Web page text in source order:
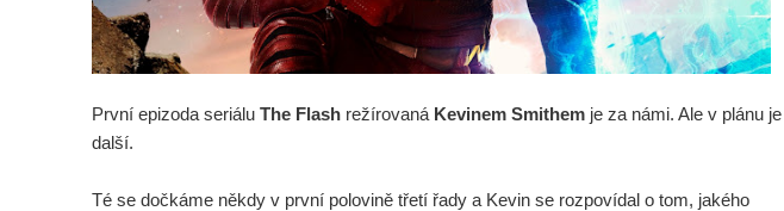
První epizoda seriálu The Flash režírovaná Kevinem Smithem je za námi. Ale v plánu je
další.
Té se dočkáme někdy v první polovině třetí řady a Kevin se rozpovídal o tom, jakého